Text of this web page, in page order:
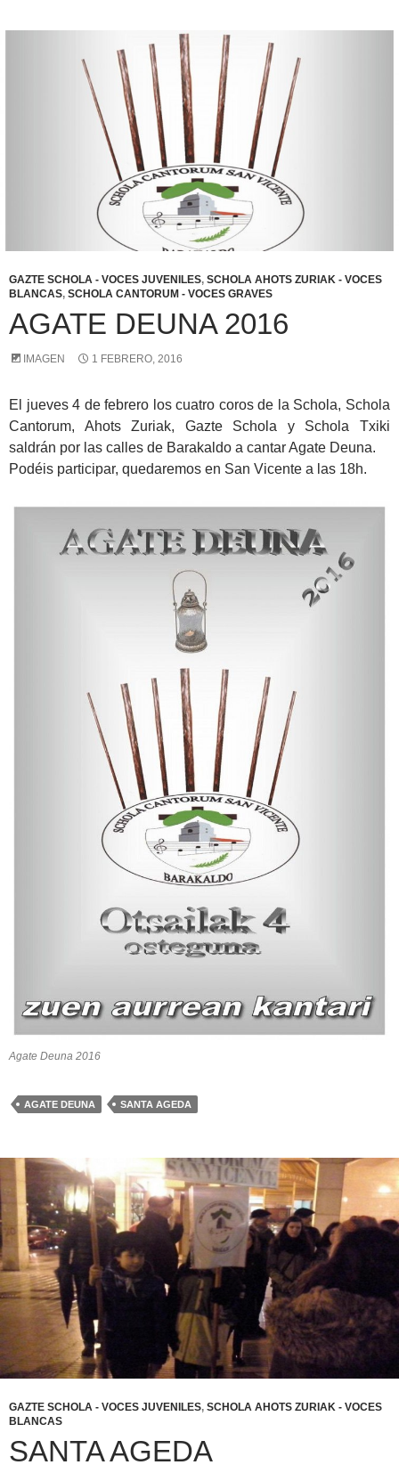
GAZTE SCHOLA - VOCES JUVENILES, SCHOLA AHOTS ZURIAK - VOCES
BLANCAS, SCHOLA CANTORUM - VOCES GRAVES
AGATE DEUNA 2016
IMAGEN 1 FEBRERO, 2016
El jueves 4 de febrero los cuatro coros de la Schola, Schola
Cantorum, Ahots Zuriak, Gazte Schola y Schola Txiki
saldrán por las calles de Barakaldo a cantar Agate Deuna.
Podéis participar, quedaremos en San Vicente a las 18h.
Agate Deuna 2016
AGATE DEUNA SANTA AGEDA
GAZTE SCHOLA - VOCES JUVENILES, SCHOLA AHOTS ZURIAK - VOCES
BLANCAS
SANTA AGEDA